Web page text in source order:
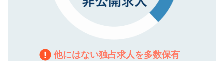
他にはない独占求人を多数保有